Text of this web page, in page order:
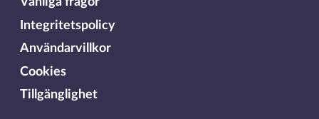
Integritetspolicy
Användarvillkor
Cookies
Tillgänglighet